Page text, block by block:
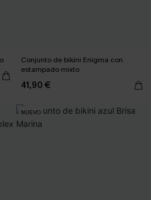
Conjunto de bikini Enigma con
estampado mixto
41,90 €
NUEVO